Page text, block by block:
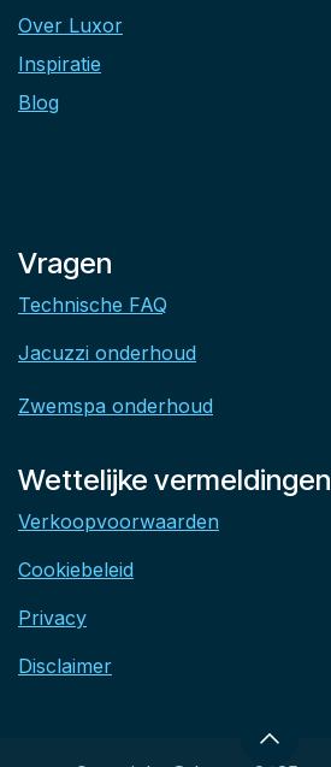
Over Luxor
Inspiratie
Blog
Vragen
Technische FAQ
Jacuzzi onderhoud
Zwemspa onderhoud
Wettelijke vermeldingen
Verkoopvoorwaarden
Cookiebeleid
Privacy
Disclaimer